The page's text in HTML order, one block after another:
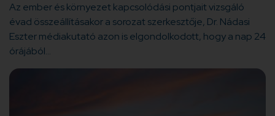
Az ember és környezet kapcsolódási pontjait vizsgáló
évad összeállításakor a sorozat szerkesztője, Dr. Nádasi
Eszter médiakutató azon is elgondolkodott, hogy a nap 24
órájából…